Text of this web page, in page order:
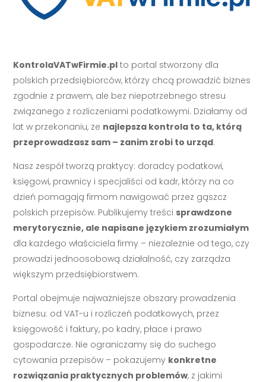
KontrolaVATwFirmie.pl to portal stworzony dla
polskich przedsiębiorców, którzy chcą prowadzić biznes
zgodnie z prawem, ale bez niepotrzebnego stresu
związanego z rozliczeniami podatkowymi. Działamy od
lat w przekonaniu, że najlepsza kontrola to ta, którą
przeprowadzasz sam – zanim zrobi to urząd.
Nasz zespół tworzą praktycy: doradcy podatkowi,
księgowi, prawnicy i specjaliści od kadr, którzy na co
dzień pomagają firmom nawigować przez gąszcz
polskich przepisów. Publikujemy treści sprawdzone
merytorycznie, ale napisane językiem zrozumiałym
dla każdego właściciela firmy – niezależnie od tego, czy
prowadzi jednoosobową działalność, czy zarządza
większym przedsiębiorstwem.
Portal obejmuje najważniejsze obszary prowadzenia
biznesu: od VAT-u i rozliczeń podatkowych, przez
księgowość i faktury, po kadry, płace i prawo
gospodarcze. Nie ograniczamy się do suchego
cytowania przepisów – pokazujemy konkretne
rozwiązania praktycznych problemów, z jakimi